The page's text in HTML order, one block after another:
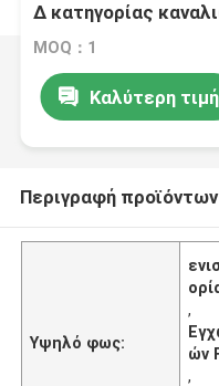
Δ κατηγορίας
MOQ：1
Καλύτερη τιμή
Περιγραφή προϊόντων
Υψηλό φως:
,
ών
,